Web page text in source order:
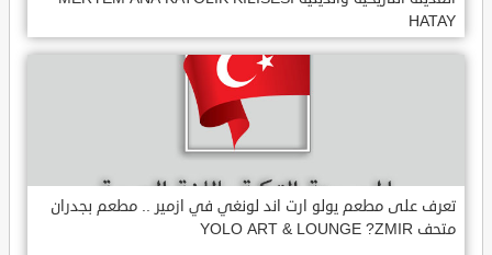
HATAY
تعرف على مطعم يولو ارت اند لونغي في ازمير .. مطعم بجدران
متحف YOLO ART & LOUNGE ?ZMIR